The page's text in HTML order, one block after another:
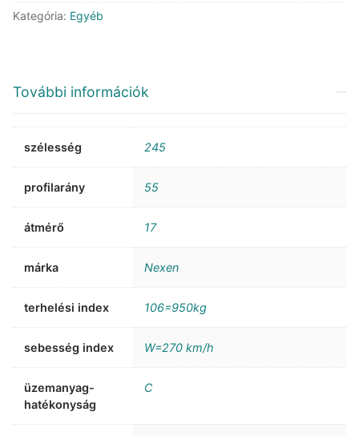
XL
Kategória: Egyéb
További információk
szélesség 245
profilarány 55
átmérő 17
márka Nexen
terhelési index 106=950kg
sebesség index W=270 km/h
üzemanyag-
hatékonyság
C